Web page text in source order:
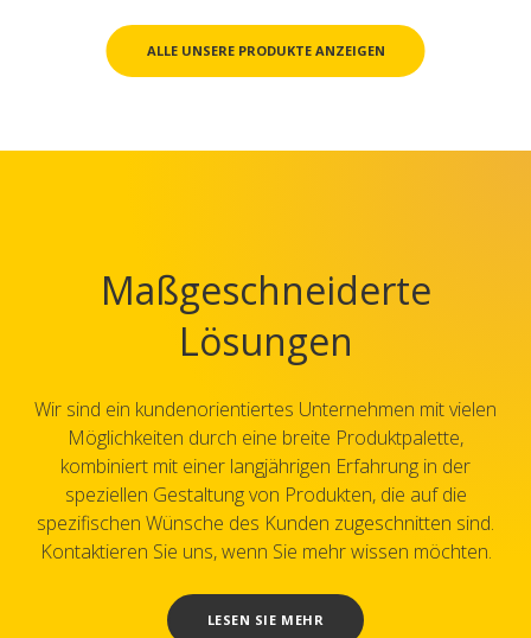
ALLE UNSERE PRODUKTE ANZEIGEN
Maßgeschneiderte
Lösungen
Wir sind ein kundenorientiertes Unternehmen mit vielen
Möglichkeiten durch eine breite Produktpalette,
kombiniert mit einer langjährigen Erfahrung in der
speziellen Gestaltung von Produkten, die auf die
spezifischen Wünsche des Kunden zugeschnitten sind.
Kontaktieren Sie uns, wenn Sie mehr wissen möchten.
LESEN SIE MEHR